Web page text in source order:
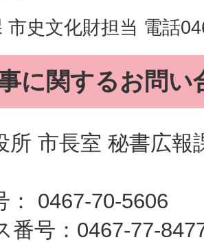
市史文化財担当 電話
に関するお問い
所 市長室 秘書広報
： 0467-70-5606
番号：0467-77-